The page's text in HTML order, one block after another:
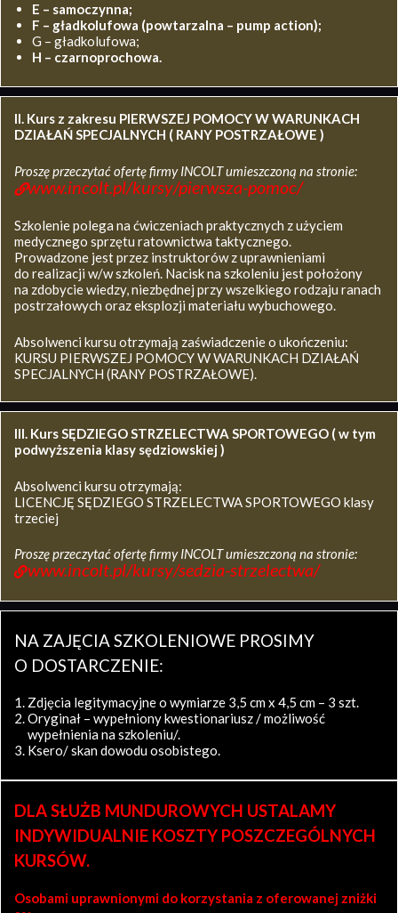
E – samoczynna;
F – gładkolufowa (powtarzalna – pump action);
G – gładkolufowa;
H – czarnoprochowa.
II. Kurs z zakresu PIERWSZEJ POMOCY W WARUNKACH
DZIAŁAŃ SPECJALNYCH ( RANY POSTRZAŁOWE )
Proszę przeczytać ofertę firmy INCOLT umieszczoną na stronie:
www.incolt.pl/kursy/pierwsza-pomoc/
Szkolenie polega na ćwiczeniach praktycznych z użyciem
medycznego sprzętu ratownictwa taktycznego.
Prowadzone jest przez instruktorów z uprawnieniami
do realizacji w/w szkoleń. Nacisk na szkoleniu jest położony
na zdobycie wiedzy, niezbędnej przy wszelkiego rodzaju ranach
postrzałowych oraz eksplozji materiału wybuchowego.
Absolwenci kursu otrzymają zaświadczenie o ukończeniu:
KURSU PIERWSZEJ POMOCY W WARUNKACH DZIAŁAŃ
SPECJALNYCH (RANY POSTRZAŁOWE).
III. Kurs SĘDZIEGO STRZELECTWA SPORTOWEGO ( w tym
podwyższenia klasy sędziowskiej )
Absolwenci kursu otrzymają:
LICENCJĘ SĘDZIEGO STRZELECTWA SPORTOWEGO klasy
trzeciej
Proszę przeczytać ofertę firmy INCOLT umieszczoną na stronie:
www.incolt.pl/kursy/sedzia-strzelectwa/
NA ZAJĘCIA SZKOLENIOWE PROSIMY
O DOSTARCZENIE:
Zdjęcia legitymacyjne o wymiarze 3,5 cm x 4,5 cm – 3 szt.
Oryginał – wypełniony kwestionariusz / możliwość
wypełnienia na szkoleniu/.
Ksero/ skan dowodu osobistego.
DLA SŁUŻB MUNDUROWYCH USTALAMY
INDYWIDUALNIE KOSZTY POSZCZEGÓLNYCH
KURSÓW.
Osobami uprawnionymi do korzystania z oferowanej zniżki